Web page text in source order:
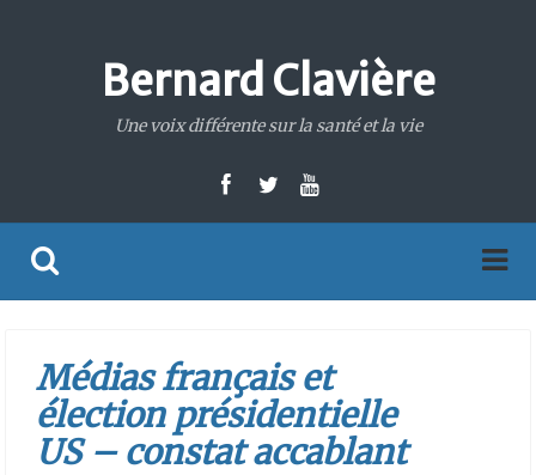
Bernard Clavière
Une voix différente sur la santé et la vie
Médias français et
élection présidentielle
US – constat accablant